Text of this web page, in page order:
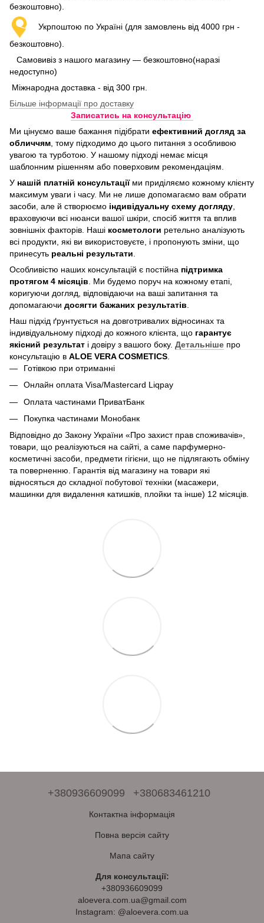
безкоштовно).
Укрпоштою по Україні (для замовлень від 4000 грн -
безкоштовно).
Самовивіз з нашого магазину — безкоштовно(наразі
недоступно)
Міжнародна доставка - від 300 грн.
Більше інформації про доставку
Записатись на консультацію
Ми цінуємо ваше бажання підібрати ефективний догляд за
обличчям , тому підходимо до цього питання з особливою
увагою та турботою. У нашому підході немає місця
шаблонним рішенням або поверховим рекомендаціям.
У нашій платній консультаціїми приділяємо кожному клієнту
максимум уваги і часу. Ми не лише допомагаємо вам обрати
засоби, але й створюємо індивідуальну схему догляду
враховуючи всі нюанси вашої шкіри, спосіб життя та вплив
зовнішніх факторів. Наші косметологи ретельно аналізують
всі продукти, які ви використовуєте, і пропонують зміни, що
принесуть реальні результати
Особливістю наших консультацій є постійна підтримка
протягом 4 місяців . Ми будемо поруч на кожному етапі,
коригуючи догляд, відповідаючи на ваші запитання та
допомагаючи досягти бажаних результатів
Наш підхід ґрунтується на довготривалих відносинах та
індивідуальному підході до кожного клієнта, що гарантує
якісний результат і довіру з вашого боку. Детальніше про
консультацію в ALOE VERA COSMETICS
Готівкою при отриманні
Онлайн оплата Visa/Mastercard Liqpay
Оплата частинами ПриватБанк
Покупка частинами Монобанк
Відповідно до Закону України «Про захист прав споживачів»,
товари, що реалізуються на сайті, а саме парфумерно-
косметичні засоби, предмети гігієни, що не підлягають обміну
та поверненню. Гарантія від магазину на товари які
відносяться до складної побутової техніки (масажери,
машинки для видалення катишків, плойки та інше) 12 місяців.
+380936609099 +380683461210
Контактна інформація
Повна версія сайту
Мапа сайту
Для консультації:
+380936609099
aloevera.com.ua@gmail.com
Instagram: @aloevera.com.ua